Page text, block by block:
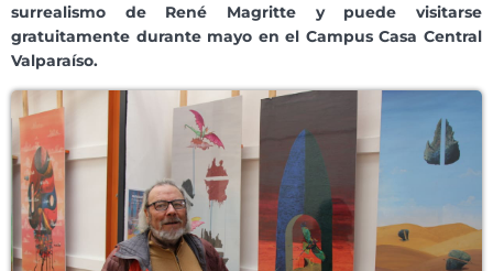
surrealismo de René Magritte y puede visitarse
gratuitamente durante mayo en el Campus Casa Central
Valparaíso.